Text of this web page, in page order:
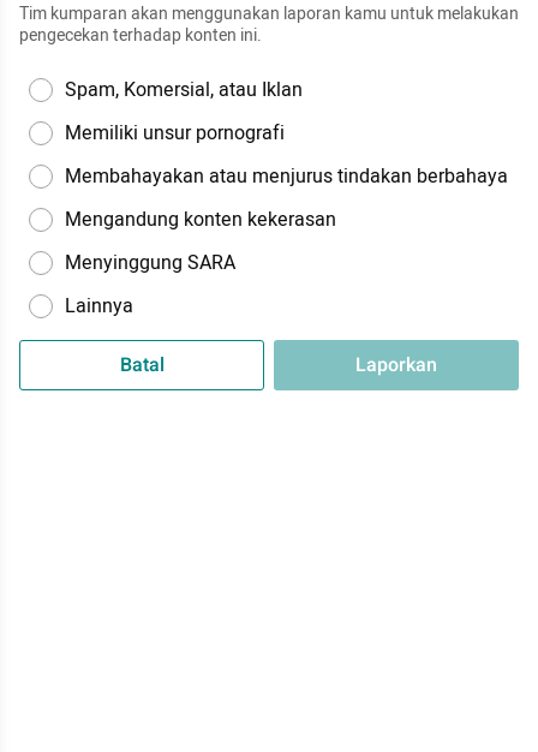
Tim kumparan akan menggunakan laporan kamu untuk melakukan
pengecekan terhadap konten ini.
Spam, Komersial, atau Iklan
Memiliki unsur pornografi
Membahayakan atau menjurus tindakan berbahaya
Mengandung konten kekerasan
Menyinggung SARA
Lainnya
Batal Laporkan